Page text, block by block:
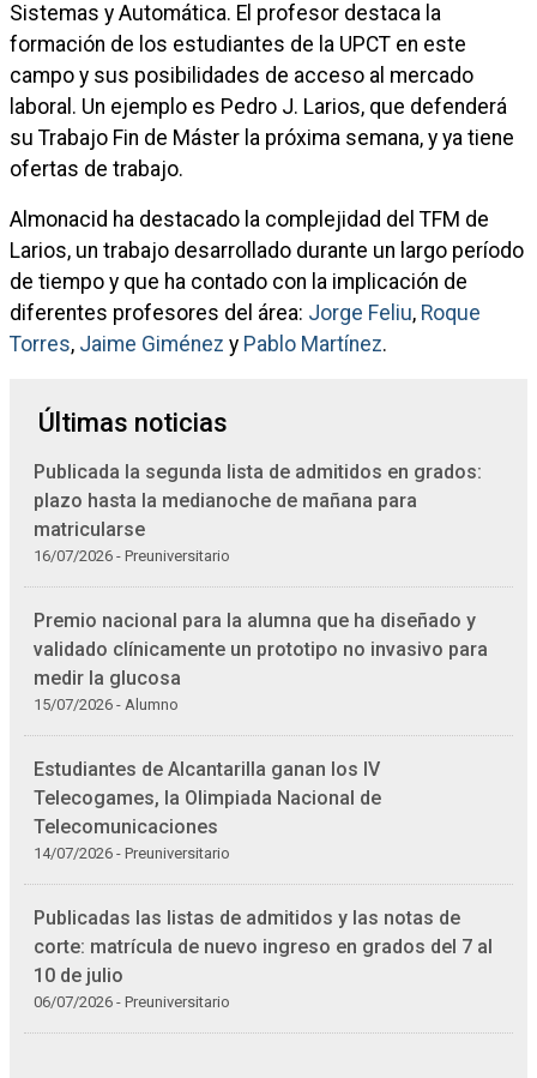
Sistemas y Automática. El profesor destaca la
formación de los estudiantes de la UPCT en este
campo y sus posibilidades de acceso al mercado
laboral. Un ejemplo es Pedro J. Larios, que defenderá
su Trabajo Fin de Máster la próxima semana, y ya tiene
ofertas de trabajo.
Almonacid ha destacado la complejidad del TFM de
Larios, un trabajo desarrollado durante un largo período
de tiempo y que ha contado con la implicación de
diferentes profesores del área: Jorge Feliu, Roque
Torres, Jaime Giménez y Pablo Martínez.
Últimas noticias
Publicada la segunda lista de admitidos en grados:
plazo hasta la medianoche de mañana para
matricularse
16/07/2026 - Preuniversitario
Premio nacional para la alumna que ha diseñado y
validado clínicamente un prototipo no invasivo para
medir la glucosa
15/07/2026 - Alumno
Estudiantes de Alcantarilla ganan los IV
Telecogames, la Olimpiada Nacional de
Telecomunicaciones
14/07/2026 - Preuniversitario
Publicadas las listas de admitidos y las notas de
corte: matrícula de nuevo ingreso en grados del 7 al
10 de julio
06/07/2026 - Preuniversitario